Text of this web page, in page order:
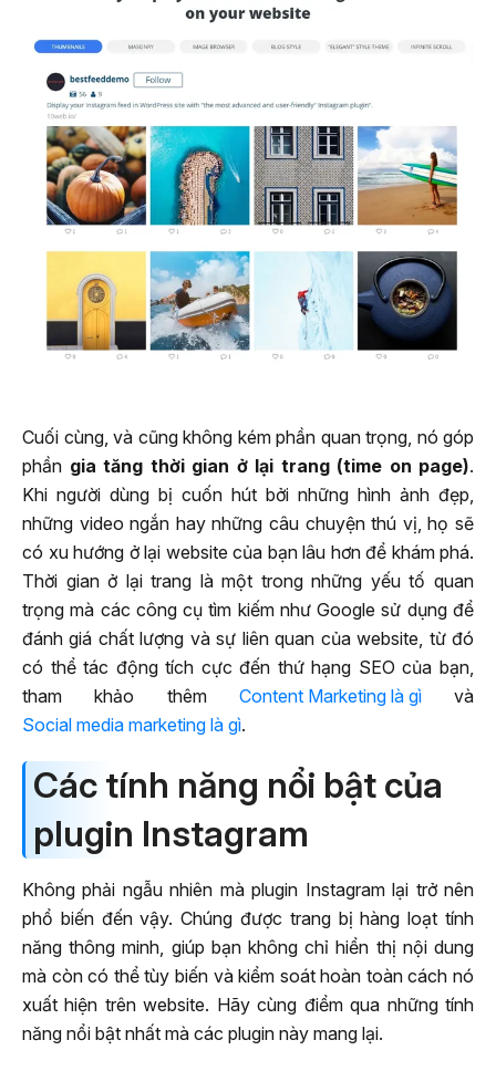
Cuối cùng, và cũng không kém phần quan trọng, nó góp
phần gia tăng thời gian ở lại trang (time on page).
Khi người dùng bị cuốn hút bởi những hình ảnh đẹp,
những video ngắn hay những câu chuyện thú vị, họ sẽ
có xu hướng ở lại website của bạn lâu hơn để khám phá.
Thời gian ở lại trang là một trong những yếu tố quan
trọng mà các công cụ tìm kiếm như Google sử dụng để
đánh giá chất lượng và sự liên quan của website, từ đó
có thể tác động tích cực đến thứ hạng SEO của bạn,
tham khảo thêm Content Marketing là gìvà
Social media marketing là gì.
Các tính năng nổi bật của
plugin Instagram
Không phải ngẫu nhiên mà plugin Instagram lại trở nên
phổ biến đến vậy. Chúng được trang bị hàng loạt tính
năng thông minh, giúp bạn không chỉ hiển thị nội dung
mà còn có thể tùy biến và kiểm soát hoàn toàn cách nó
xuất hiện trên website. Hãy cùng điểm qua những tính
năng nổi bật nhất mà các plugin này mang lại.